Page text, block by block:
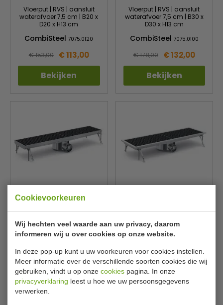
Cookievoorkeuren
Wij hechten veel waarde aan uw privacy, daarom
informeren wij u over cookies op onze website.
In deze pop-up kunt u uw voorkeuren voor cookies instellen.
Meer informatie over de verschillende soorten cookies die wij
gebruiken, vindt u op onze cookies pagina. In onze
privacyverklaring leest u hoe we uw persoonsgegevens
verwerken.
Vloerput | RVS | aansluit
waterafvoer 7,5 cm | B20 x
D20 x H13 cm
CombiSteel7075.0120
€ 153,00 € 113,00
Bekijken
Vloerput | RVS | aansluit
waterafvoer 7,5 cm | B30 x
D30 x H13 cm
CombiSteel 7075.0100
€ 178,00 € 132,00
Bekijken
waterafvoer 7,5 cm | B89 x
CombiSteel7075.0125
€ 345,00 € 245,00
Bekijken
CombiSteel7075.0105
€ 370,00 € 263,00
Bekijken
Geld terug